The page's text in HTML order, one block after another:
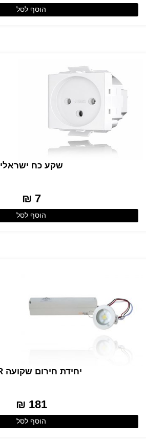
הוסף לסל
שקע כח ישראלי
7 ₪
הוסף לסל
יחידת חירום שקועה STAR
181 ₪
הוסף לסל